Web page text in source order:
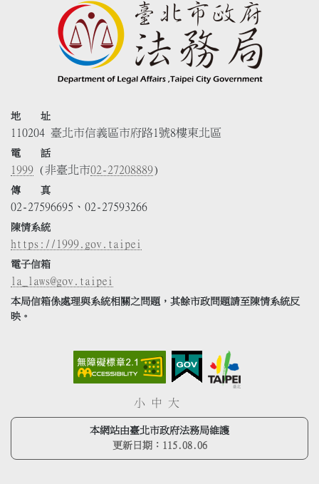
地 址
110204 臺北市信義區市府路1號8樓東北區
電 話
1999 (非臺北市02-27208889)
傳 真
02-27596695、02-27593266
陳情系統
https://1999.gov.taipei
電子信箱
la_laws@gov.taipei
本局信箱係處理與系統相關之問題，其餘市政問題請至陳情系統反
映。
小 中 大
本網站由臺北市政府法務局維護
更新日期： 115.08.06